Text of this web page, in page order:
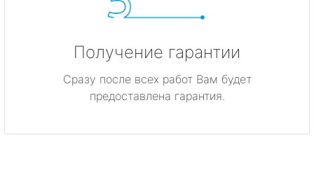
Получение гарантии
Сразу после всех работ Вам будет
предоставлена гарантия.